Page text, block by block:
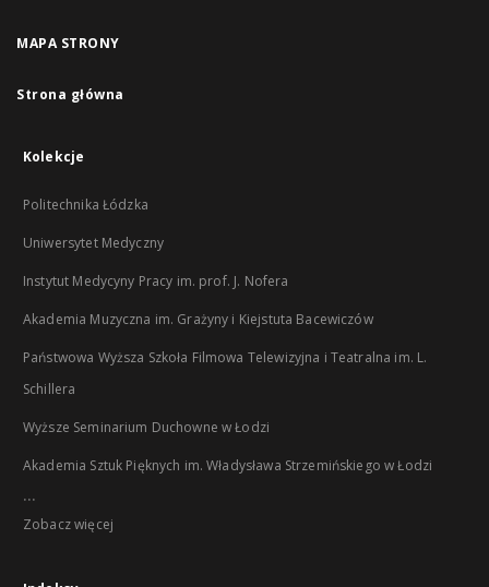
MAPA STRONY
Strona główna
Kolekcje
Politechnika Łódzka
Uniwersytet Medyczny
Instytut Medycyny Pracy im. prof. J. Nofera
Akademia Muzyczna im. Grażyny i Kiejstuta Bacewiczów
Państwowa Wyższa Szkoła Filmowa Telewizyjna i Teatralna im. L.
Schillera
Wyższe Seminarium Duchowne w Łodzi
Akademia Sztuk Pięknych im. Władysława Strzemińskiego w Łodzi
...
Zobacz więcej